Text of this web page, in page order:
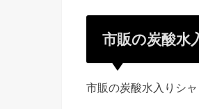
市販の炭酸水
市販の炭酸水入りシ